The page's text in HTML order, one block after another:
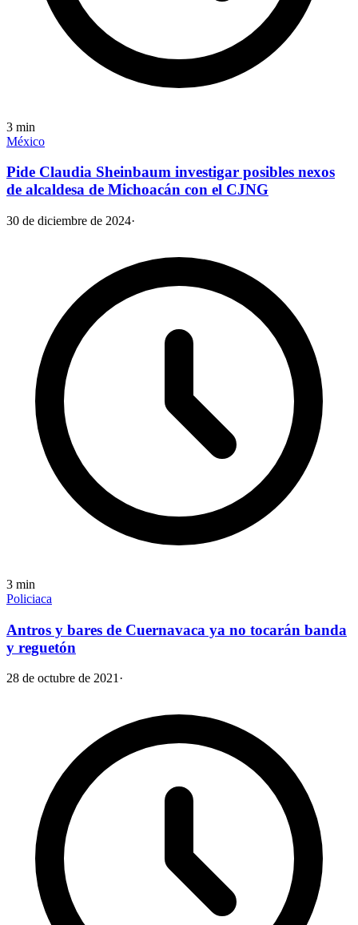
3 min
México
Pide Claudia Sheinbaum investigar posibles nexos
de alcaldesa de Michoacán con el CJNG
30 de diciembre de 2024·
3 min
Policiaca
Antros y bares de Cuernavaca ya no tocarán banda
y reguetón
28 de octubre de 2021 ·